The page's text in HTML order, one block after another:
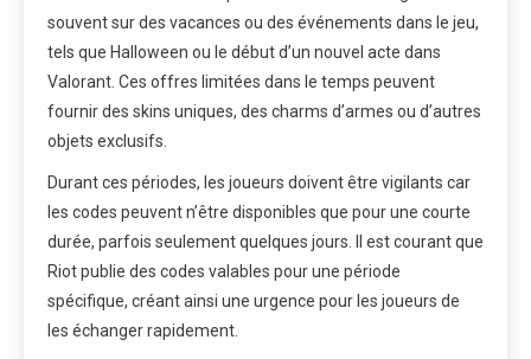
souvent sur des vacances ou des événements dans le jeu,
tels que Halloween ou le début d’un nouvel acte dans
Valorant. Ces offres limitées dans le temps peuvent
fournir des skins uniques, des charms d’armes ou d’autres
objets exclusifs.
Durant ces périodes, les joueurs doivent être vigilants car
les codes peuvent n’être disponibles que pour une courte
durée, parfois seulement quelques jours. Il est courant que
Riot publie des codes valables pour une période
spécifique, créant ainsi une urgence pour les joueurs de
les échanger rapidement.